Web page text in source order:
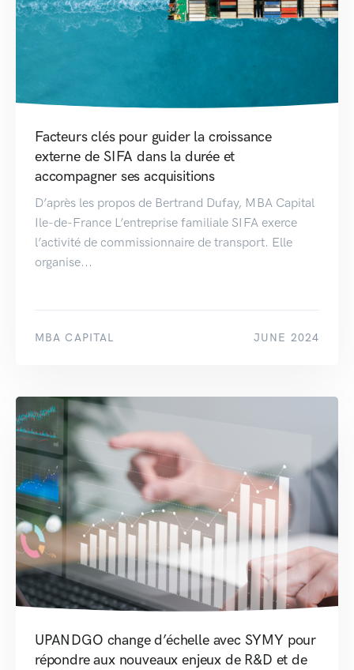
Facteurs clés pour guider la croissance
externe de SIFA dans la durée et
accompagner ses acquisitions
D’après les propos de Bertrand Dufay, MBA Capital
Ile-de-France L’entreprise familiale SIFA exerce
l’activité de commissionnaire de transport. Elle
organise...
MBA CAPITAL JUNE 2024
UPANDGO change d’échelle avec SYMY pour
répondre aux nouveaux enjeux de R&D et de